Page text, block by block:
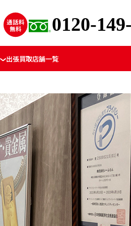
0120-
出張買取店舗一覧